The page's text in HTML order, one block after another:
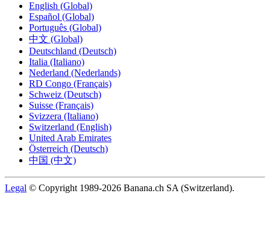
English (Global)
Español (Global)
Português (Global)
中文 (Global)
Deutschland (Deutsch)
Italia (Italiano)
Nederland (Nederlands)
RD Congo (Français)
Schweiz (Deutsch)
Suisse (Français)
Svizzera (Italiano)
Switzerland (English)
United Arab Emirates
Österreich (Deutsch)
中国 (中文)
Legal © Copyright 1989-2026 Banana.ch SA (Switzerland).